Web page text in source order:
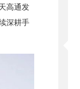
高通发
深耕手